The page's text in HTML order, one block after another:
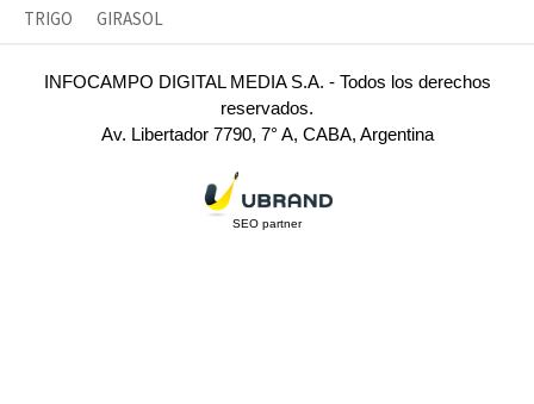
TRIGO GIRASOL
INFOCAMPO DIGITAL MEDIA S.A. - Todos los derechos
reservados.
Av. Libertador 7790, 7° A, CABA, Argentina
SEO partner